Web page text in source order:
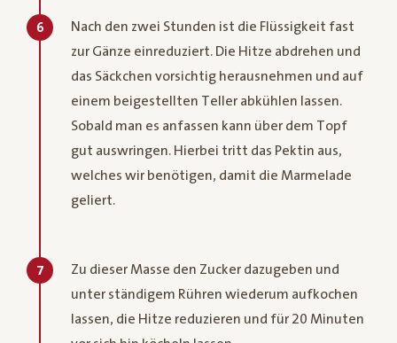
6
Nach den zwei Stunden ist die Flüssigkeit fast
zur Gänze einreduziert. Die Hitze abdrehen und
das Säckchen vorsichtig herausnehmen und auf
einem beigestellten Teller abkühlen lassen.
Sobald man es anfassen kann über dem Topf
gut auswringen. Hierbei tritt das Pektin aus,
welches wir benötigen, damit die Marmelade
geliert.
7
Zu dieser Masse den Zucker dazugeben und
unter ständigem Rühren wiederum aufkochen
lassen, die Hitze reduzieren und für 20 Minuten